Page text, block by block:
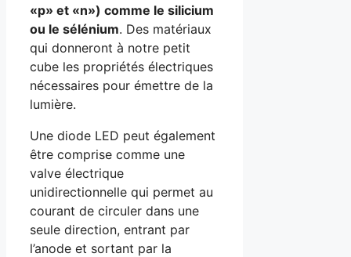
«p» et «n») comme le silicium
ou le sélénium. Des matériaux
qui donneront à notre petit
cube les propriétés électriques
nécessaires pour émettre de la
lumière.
Une diode LED peut également
être comprise comme une
valve électrique
unidirectionnelle qui permet au
courant de circuler dans une
seule direction, entrant par
l’anode et sortant par la